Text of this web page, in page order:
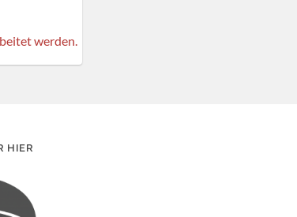
werden.
HIER